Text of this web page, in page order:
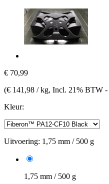
€ 70,99
(€ 141,98 / kg, Incl. 21% BTW -
Kleur:
Uitvoering: 1,75 mm / 500 g
1,75 mm / 500 g